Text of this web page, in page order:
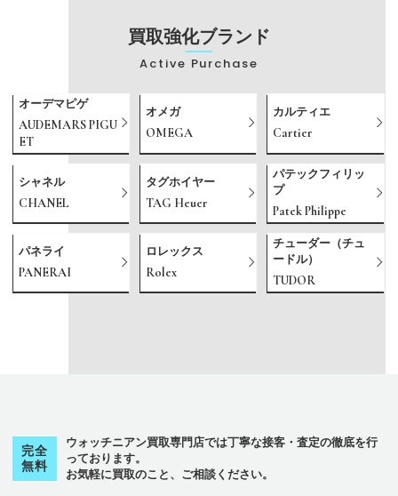
買取強化ブランド
Active Purchase
オーデマピゲ
AUDEMARS PIGU
ET
オメガ
OMEGA
カルティエ
Cartier
シャネル
CHANEL
タグホイヤー
TAG Heuer
パテックフィリッ
プ
Patek Philippe
パネライ
PANERAI
ロレックス
Rolex
チューダー（チュ
ードル）
TUDOR
完全
無料
ウォッチニアン買取専門店では丁寧な接客・査定の徹底を行
っております。
お気軽に買取のこと、ご相談ください。